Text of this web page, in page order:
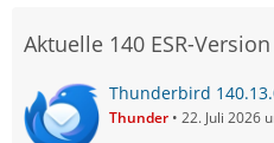
Aktuelle 140 ESR-Version
Thunderbird
Thunder 22. Juli 2026